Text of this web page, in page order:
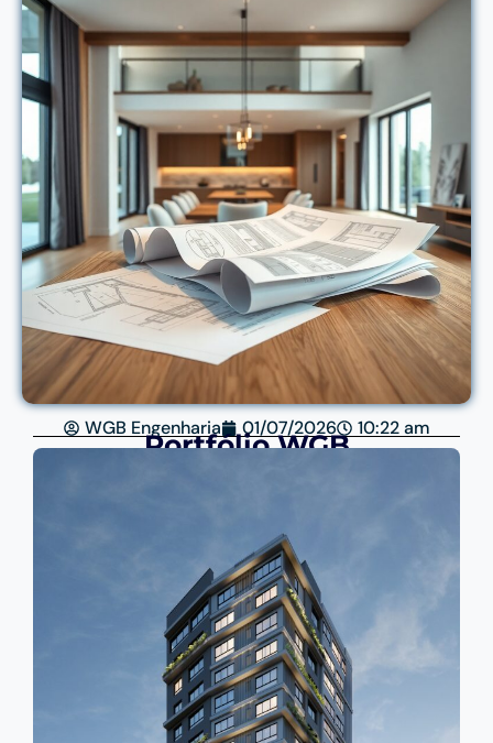
WGB Engenharia 01/07/2026 10:22 am
Portfólio WGB